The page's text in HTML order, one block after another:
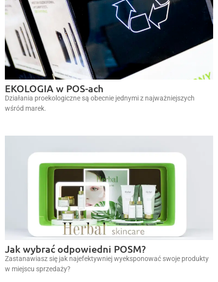
EKOLOGIA w POS-ach
Działania proekologiczne są obecnie jednymi z najważniejszych
wśród marek.
Jak wybrać odpowiedni POSM?
Zastanawiasz się jak najefektywniej wyeksponować swoje produkty
w miejscu sprzedaży?